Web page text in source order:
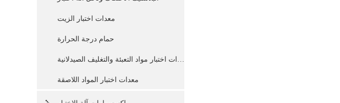
معدات اختبار الزيت
حمام درجة الحرارة
معدات اختبار مواد التعبئة والتغليف الصيدلانية
معدات اختبار المواد اللاصقة